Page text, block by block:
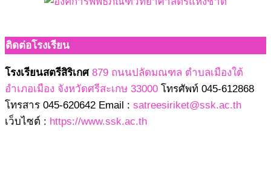
ติดต่อโรงเรียน
โรงเรียนสตรีสิริเกศ 879 ถนนปลัดมณฑล ตำบลเมืองใต้
อำเภอเมือง จังหวัดศรีสะเกษ 33000 โทรศัพท์ 045-612868
โทรสาร 045-620642 Email : satreesiriket@ssk.ac.th
เว็บไซต์ : https://www.ssk.ac.th